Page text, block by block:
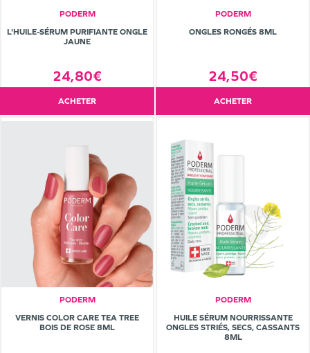
PODERM
L'HUILE-SÉRUM PURIFIANTE ONGLE
JAUNE
24,80€
ACHETER
PODERM
ONGLES RONGÉS 8ML
24,50€
ACHETER
PODERM
VERNIS COLOR CARE TEA TREE
BOIS DE ROSE 8ML
PODERM
HUILE SÉRUM NOURRISSANTE
ONGLES STRIÉS, SECS, CASSANTS
8ML